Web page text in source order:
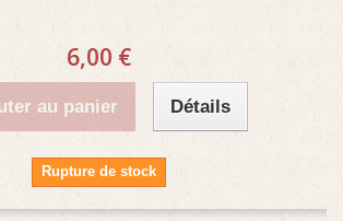
6,00 €
au panier Détails
Rupture de stock